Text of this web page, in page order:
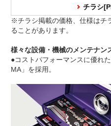
チラシ
※チラシ掲載の価格、仕様はチ
ることがあります。
様々な設備・機械のメンテナン
●コストパフォーマンスに優れ
MA」を採用。